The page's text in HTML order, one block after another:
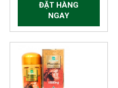
ĐẶT HÀNG
NGAY
-150.000 VND